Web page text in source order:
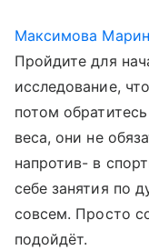
Максимова
Пройдите для
исследование,
потом
веса, они не
напротив- в
себе занятия по
совсем. Просто
подойдёт.